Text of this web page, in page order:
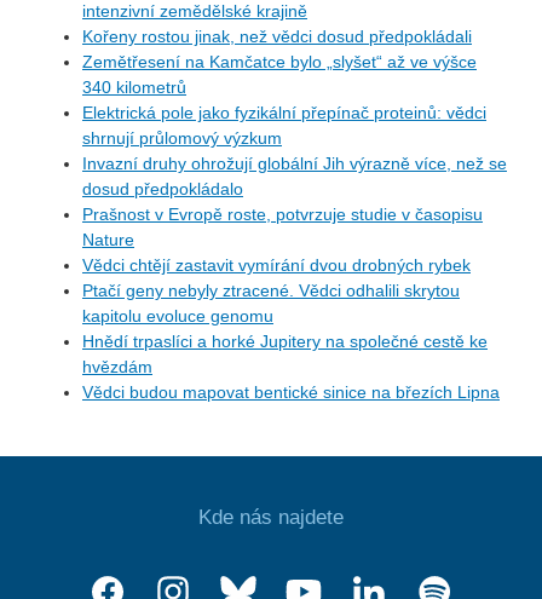
intenzivní zemědělské krajině
Kořeny rostou jinak, než vědci dosud předpokládali
Zemětřesení na Kamčatce bylo „slyšet“ až ve výšce
340 kilometrů
Elektrická pole jako fyzikální přepínač proteinů: vědci
shrnují průlomový výzkum
Invazní druhy ohrožují globální Jih výrazně více, než se
dosud předpokládalo
Prašnost v Evropě roste, potvrzuje studie v časopisu
Nature
Vědci chtějí zastavit vymírání dvou drobných rybek
Ptačí geny nebyly ztracené. Vědci odhalili skrytou
kapitolu evoluce genomu
Hnědí trpaslíci a horké Jupitery na společné cestě ke
hvězdám
Vědci budou mapovat bentické sinice na březích Lipna
Kde nás najdete